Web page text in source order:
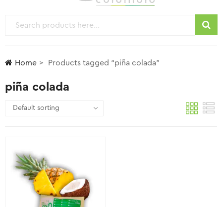
Home Products tagged “piña colada”
piña colada